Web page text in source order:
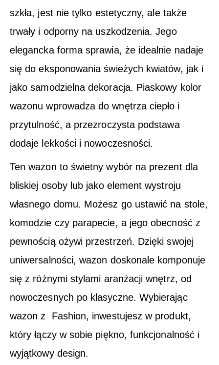
szkła, jest nie tylko estetyczny, ale także
trwały i odporny na uszkodzenia. Jego
elegancka forma sprawia, że idealnie nadaje
się do eksponowania świeżych kwiatów, jak i
jako samodzielna dekoracja. Piaskowy kolor
wazonu wprowadza do wnętrza ciepło i
przytulność, a przezroczysta podstawa
dodaje lekkości i nowoczesności.
Ten wazon to świetny wybór na prezent dla
bliskiej osoby lub jako element wystroju
własnego domu. Możesz go ustawić na stole,
komodzie czy parapecie, a jego obecność z
pewnością ożywi przestrzeń. Dzięki swojej
uniwersalności, wazon doskonale komponuje
się z różnymi stylami aranżacji wnętrz, od
nowoczesnych po klasyczne. Wybierając
wazon z Fashion, inwestujesz w produkt,
który łączy w sobie piękno, funkcjonalność i
wyjątkowy design.